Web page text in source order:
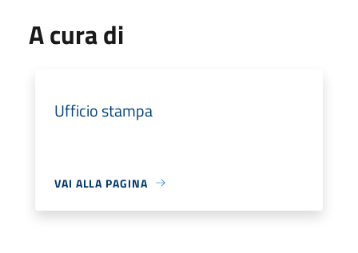
A cura di
Ufficio stampa
VAI ALLA PAGINA